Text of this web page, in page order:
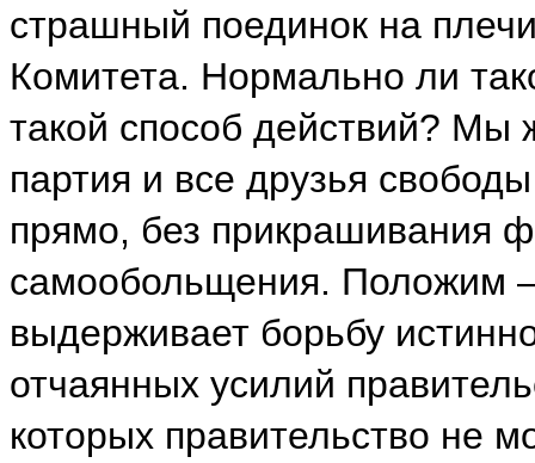
страшный поединок на
Комитета. Нормально ли
такой способ действий? Мы
партия и все друзья
прямо, без прикрашивания
самообольщения. Положим
выдерживает борьбу
отчаянных усилий
которых правительство не